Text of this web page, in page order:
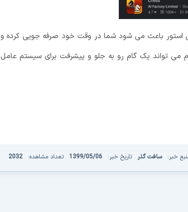
استور باعث می شود شما در وقت خود صرفه جویی کرده و
می تواند یک گام رو به جلو و پیشرفت برای سیستم عامل
خبر: سافت گذر تاریخ خبر: 1399/05/06 تعداد مشاهده: 2032